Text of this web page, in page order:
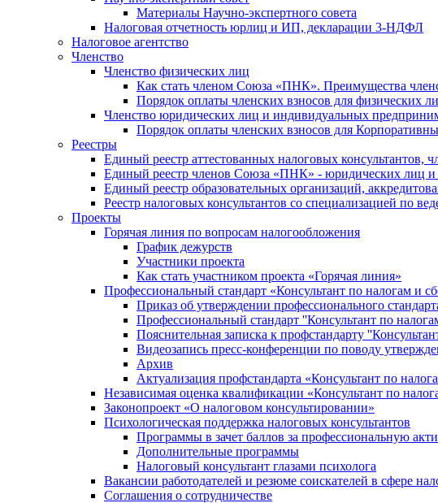
Материалы Научно-экспертного совета
Налоговая отчетность юрлиц и ИП, декларации 3-НДФЛ
Налоговое агентство
Членство
Членство физических лиц
Как стать членом Союза «ПНК». Преимущества
Порядок оплаты членских взносов для физических
Членство юридических лиц и индивидуальных
Порядок оплаты членских взносов для
Реестры
Единый реестр аттестованных налоговых консультантов,
Единый реестр членов Союза «ПНК» - юридических лиц
Единый реестр образовательных организаций,
Реестр налоговых консультантов со специализацией по
Проекты
Горячая линия по вопросам налогообложения
График дежурств
Участники проекта
Как стать участником проекта «Горячая линия»
Профессиональный стандарт «Консультант по налогам и
Приказ об утверждении профессионального
Профессиональный стандарт ''Консультант по
Пояснительная записка к профстандарту
Видеозапись пресс-конференции по поводу
Архив
Актуализация профстандарта «Консультант по
Независимая оценка квалификации «Консультант по
Законопроект «О налоговом консультировании»
Психологическая поддержка налоговых консультантов
Программы в зачет баллов за профессиональную
Дополнительные программы
Налоговый консультант глазами психолога
Вакансии работодателей и резюме соискателей в сфере
Соглашения о сотрудничестве